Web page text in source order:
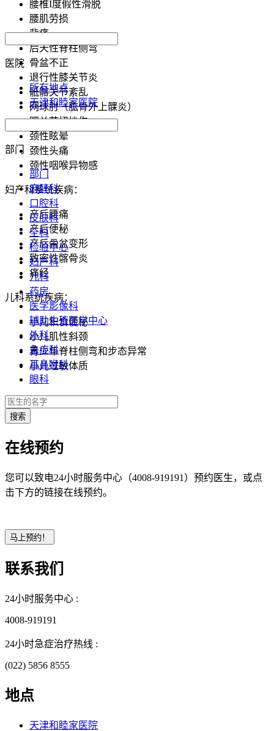
腰椎I度假性滑脱
腰肌劳损
背痛
后天性脊柱侧弯
骨盆不正
退行性膝关节炎
骶髂关节紊乱
网球肘（肱骨外上髁炎）
踝关节扭挫伤
颈性眩晕
颈性头痛
颈性咽喉异物感
妇产科系统疾病：
产后腰痛
产后便秘
产后骨盆变形
致密性髂骨炎
痛经
儿科系统疾病：
小儿积食便秘
小儿肌性斜颈
青少年脊柱侧弯和步态异常
小儿过敏体质
医院
所有地点
天津和睦家医院
部门
部门
麻醉科
口腔科
皮肤科
全科
检验中心
妇产科
儿科
药房
医学影像科
辅助生殖医学中心
外科
急症科
耳鼻喉科
眼科
在线预约
您可以致电24小时服务中心（4008-919191）预约医生，或点
击下方的链接在线预约。
联系我们
24小时服务中心 :
4008-919191
24小时急症治疗热线 :
(022) 5856 8555
地点
天津和睦家医院